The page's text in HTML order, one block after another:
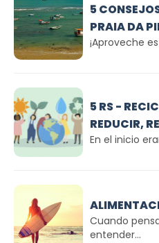
5
PRAIA DA
¡Aproveche
5 RS -
REDUCIR,
En el inicio
Cuando
entender...